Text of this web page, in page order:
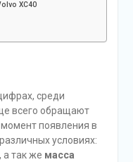
XC40
среди
всего обращают
появления в
условиях:
а так же масса